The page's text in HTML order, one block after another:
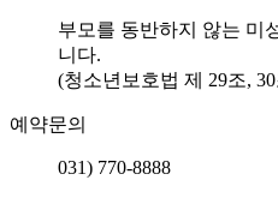
부모를 동반하지 않는 미
니다.
(청소년보호법 제 29조,
예약문의
031) 770-8888